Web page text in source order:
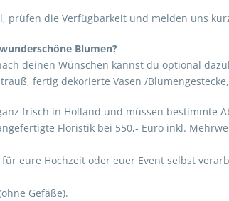
prüfen die Verfügbarkeit und melden uns
Blumen?
deinen Wünschen kannst du optional
fertig dekorierte Vasen /
frisch in Holland und müssen bestimmte
Floristik bei 550,- Euro inkl.
eure Hochzeit oder euer Event selbst
Gefäße).